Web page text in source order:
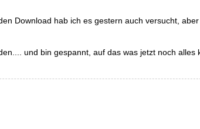
Download hab ich es gestern auch versucht,
und bin gespannt, auf das was jetzt noch alles